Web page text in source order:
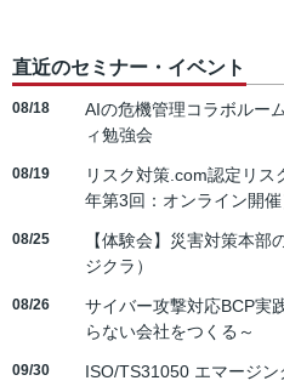
直近のセミナー・イベント
08/18
AIの危機管理コラボルー
ィ勉強会
08/19
リスク対策.com認定リ
年第3回：オンライン開催
08/25
【体験会】災害対策本
ジクラ）
08/26
サイバー攻撃対応BCP実
らない会社をつくる～
09/30 ISO/TS31050 エマージン